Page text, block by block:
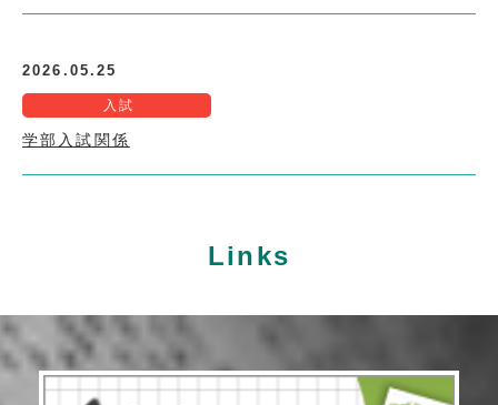
2026.05.25
入試
学部入試関係
Links